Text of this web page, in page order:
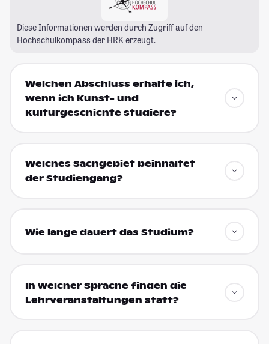
Diese Informationen werden durch Zugriff auf den
Hochschulkompass der HRK erzeugt.
Welchen Abschluss erhalte ich,
wenn ich Kunst- und
Kulturgeschichte studiere?
Welches Sachgebiet beinhaltet
der Studiengang?
Wie lange dauert das Studium?
In welcher Sprache finden die
Lehrveranstaltungen statt?